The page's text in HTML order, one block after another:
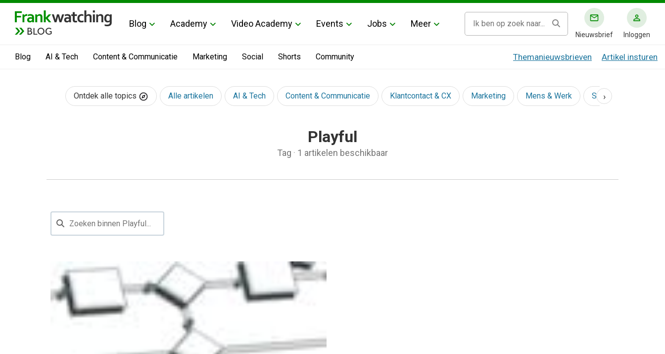
BLOG
Blog Academy Video Academy Events Jobs Meer
Nieuwsbrief Inloggen
Blog AI & Tech Content & Communicatie Marketing Social Shorts Community Themanieuwsbrieven Artikel insturen
Ontdek alle topics Alle artikelen AI & Tech Content & Communicatie Klantcontact & CX Marketing Mens & Werk Social
›
Playful
Tag · 1 artikelen beschikbaar